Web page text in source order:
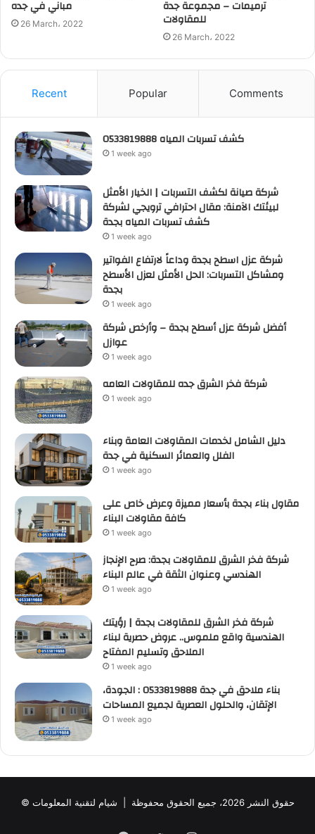
مباني في جده
26 March، 2022
ترميمات – مجموعة جدة
للمقاولات
26 March، 2022
Recent Popular Comments
كشف تسربات المياه 0533819888
1 week ago
شركة صيانة لكشف التسربات | الخيار الأمثل
لبيئتك الآمنة: مقال احترافي ترويجي لشركة
كشف تسربات المياه بجدة
1 week ago
شركة عزل اسطح بجدة وداعاً لارتفاع الفواتير
ومشاكل التسربات: الحل الأمثل لعزل الأسطح
بجدة
1 week ago
أفضل شركة عزل أسطح بجدة – وأرخص شركة
عوازل
1 week ago
شركة فخر الشرق جده للمقاولات العامه
1 week ago
دليل الشامل لخدمات المقاولات العامة وبناء
الفلل والعمائر السكنية في جدة
1 week ago
مقاول بناء بجدة بأسعار مميزة وعرض خاص على
كافة مقاولات البناء
1 week ago
شركة فخر الشرق للمقاولات بجدة: صرح الإنجاز
الهندسي وعنوان الثقة في عالم البناء
1 week ago
شركة فخر الشرق للمقاولات بجدة | رؤيتك
الهندسية واقع ملموس.. عروض حصرية لبناء
الملاحق وتسليم المفتاح
1 week ago
بناء ملاحق في جدة 0533819888 : الجودة،
الإتقان، والحلول العصرية لجميع المساحات
1 week ago
© حقوق النشر 2026، جميع الحقوق محفوظة | شيام لتقنية المعلومات